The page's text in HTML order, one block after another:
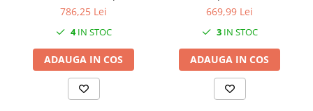
tablouri electrice cu
786,25 Lei
4IN STOC
ADAUGA IN COS
electrice 250W 230V IP20
669,99 Lei
3IN STOC
ADAUGA IN COS